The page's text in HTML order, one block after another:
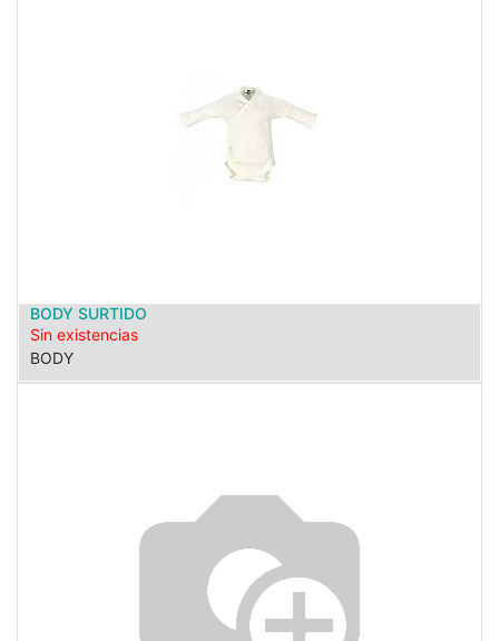
BODY SURTIDO
Sin existencias
BODY